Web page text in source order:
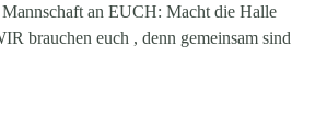
an EUCH: Macht die Halle
brauchen euch , denn gemeinsam sind